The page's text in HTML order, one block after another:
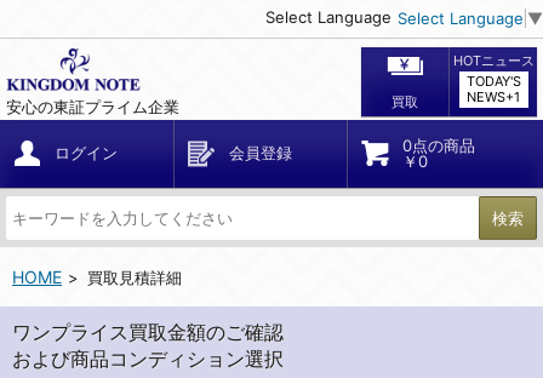
Select Language Select Language ▼
安心の東証プライム企業 買取
HOTニュース
TODAY'S
NEWS+1
ログイン 会員登録
0点の商品
￥0
検索
HOME 買取見積詳細
ワンプライス買取金額のご確認
および商品コンディション選択